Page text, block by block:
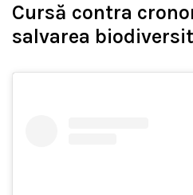
Cursă contra
salvarea